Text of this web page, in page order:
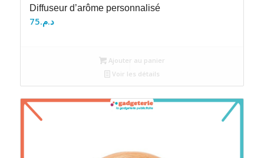
Diffuseur d’arôme personnalisé
د.م.75
Ajouter au panier
Voir les détails